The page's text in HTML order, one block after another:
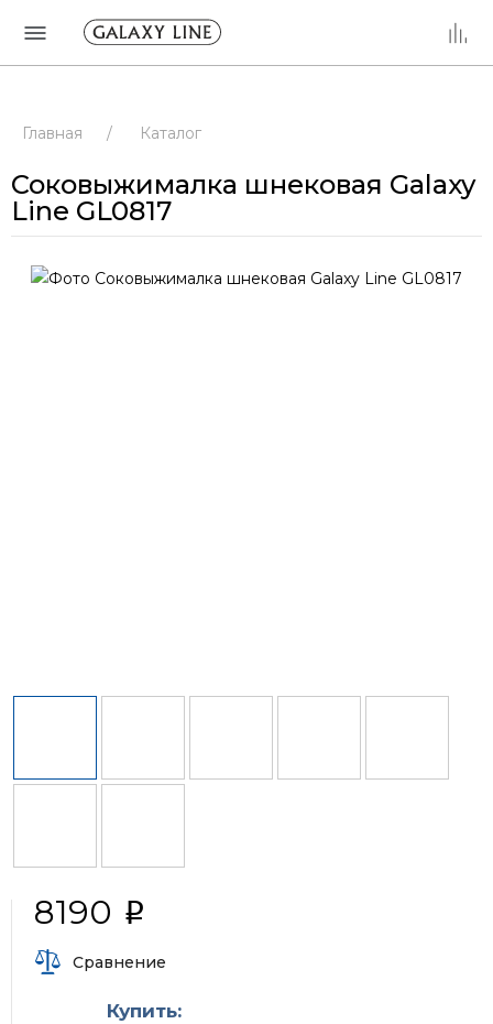
Главная / Каталог
Соковыжималка шнековая Galaxy
Line GL0817
8190 i
Сравнение
Купить: